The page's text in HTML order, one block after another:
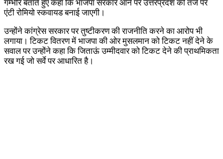
गम्भीर बताते हुए कहा कि भाजपा सरकार आने पर उत्तरप्रदेश की तर्ज पर
एंटी रोमियो स्कवायड बनाई जाएगी।
उन्होंने कांग्रेस सरकार पर तुष्टीकरण की राजनीति करने का आरोप भी
लगाया। टिकट वितरण में भाजपा की ओर मुसलमान को टिकट नहीं देने के
सवाल पर उन्होंने कहा कि जिताऊं उम्मीदवार को टिकट देने की प्राथमिकता
रख गई जो सर्वे पर आधारित है।